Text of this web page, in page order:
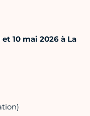
et 10 mai 2026 à La